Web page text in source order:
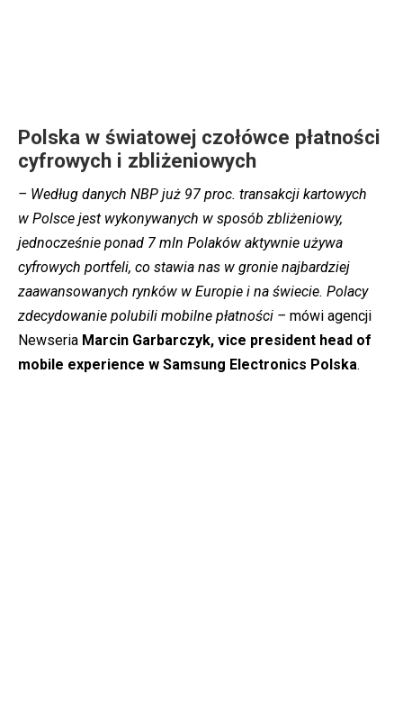
Polska w światowej czołówce płatności
cyfrowych i zbliżeniowych
– Według danych NBP już 97 proc. transakcji kartowych
w Polsce jest wykonywanych w sposób zbliżeniowy,
jednocześnie ponad 7 mln Polaków aktywnie używa
cyfrowych portfeli, co stawia nas w gronie najbardziej
zaawansowanych rynków w Europie i na świecie. Polacy
zdecydowanie polubili mobilne płatności – mówi agencji
Newseria Marcin Garbarczyk, vice president head of
mobile experience w Samsung Electronics Polska.